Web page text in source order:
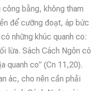
bằng, không tham
để cưỡng đoạt, áp bức
những khúc quanh co:
lừa. Sách Cách Ngôn có
quanh co” (Cn 11,20).
ác, cho nên cần phải